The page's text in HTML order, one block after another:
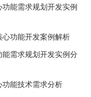
能需求规划开发实例
功能开发案例解析
需求规划开发实例分
能技术需求分析